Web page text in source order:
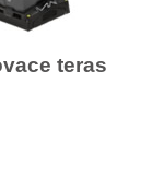
teras